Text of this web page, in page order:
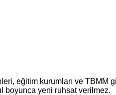
eğitim kurumları ve TBMM
boyunca yeni ruhsat verilmez.